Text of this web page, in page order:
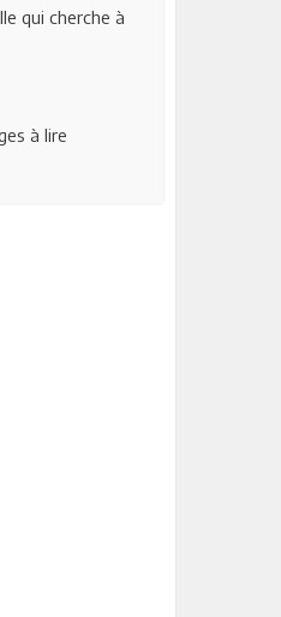
qui cherche à
à lire